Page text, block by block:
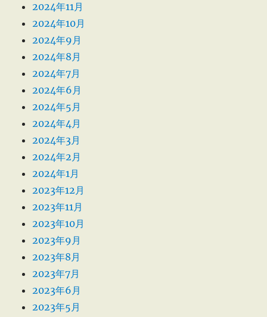
2024年11月
2024年10月
2024年9月
2024年8月
2024年7月
2024年6月
2024年5月
2024年4月
2024年3月
2024年2月
2024年1月
2023年12月
2023年11月
2023年10月
2023年9月
2023年8月
2023年7月
2023年6月
2023年5月